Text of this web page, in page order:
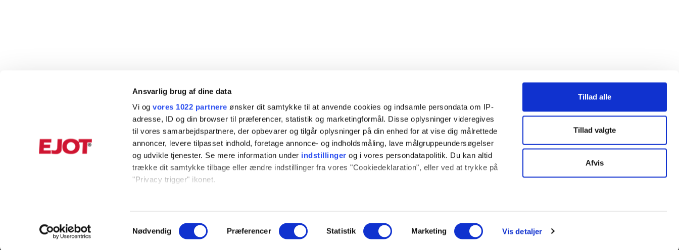
Ansvarlig brug af dine data
Vi ogvores 1022 partnere ønsker dit samtykke til at anvende cookies og indsamle persondata om IP-
adresse, ID og din browser til præferencer, statistik og marketingformål. Disse oplysninger videregives
til vores samarbejdspartnere, der opbevarer og tilgår oplysninger på din enhed for at vise dig målrettede
annoncer, levere tilpasset indhold, foretage annonce- og indholdsmåling, lave målgruppeundersøgelser
og udvikle tjenester. Se mere information under indstillinger og i vores persondatapolitik. Du kan altid
trække dit samtykke tilbage eller ændre indstillinger fra vores "Cookiedeklaration", eller ved at trykke på
"Privacy trigger" ikonet.
Identificere din enhed baseret på en scanning af dens unikke karakteristika (fingerprinting)
Samtykkevalg
Nødvendig Præferencer Statistik Marketing Vis detaljer
Tillad alle
Tillad valgte
Afvis
+45 56 39 84 00
ordreDK@ejot.com
Produktkatalog
Privacy notice
Instagram